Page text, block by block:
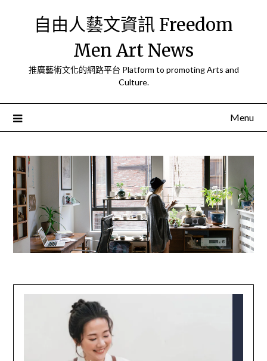
自由人藝文資訊 Freedom
Men Art News
推廣藝術文化的網路平台 Platform to promoting Arts and
Culture.
Menu